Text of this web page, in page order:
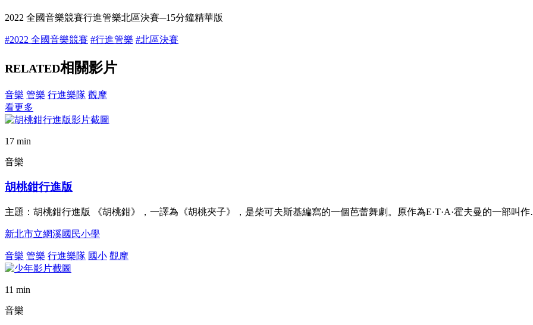
2022 全國音樂競賽行進管樂北區決賽─15分鐘精華版
#2022 全國音樂競賽 #行進管樂 #北區決賽
RELATED相關影片
音樂 管樂 行進樂隊 觀摩
看更多
17 min
音樂
胡桃鉗行進版
主題：胡桃鉗行進版 《胡桃鉗》，一譯為《胡桃夾子》，是柴可夫斯基編寫的一個芭蕾舞劇。原作為E·T·A·霍夫曼的一部
新北市立網溪國民小學
音樂 管樂 行進樂隊 國小 觀摩
11 min
音樂